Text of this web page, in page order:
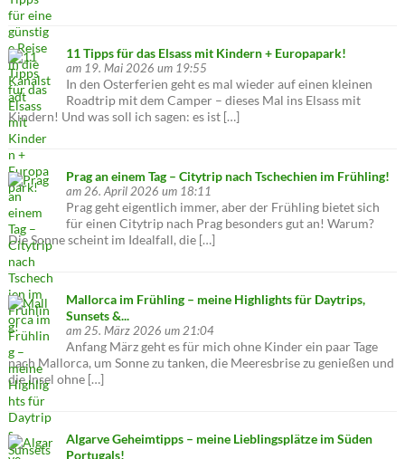
11 Tipps für das Elsass mit Kindern + Europapark!
am 19. Mai 2026 um 19:55
In den Osterferien geht es mal wieder auf einen kleinen
Roadtrip mit dem Camper – dieses Mal ins Elsass mit
Kindern! Und was soll ich sagen: es ist […]
Prag an einem Tag – Citytrip nach Tschechien im Frühling!
am 26. April 2026 um 18:11
Prag geht eigentlich immer, aber der Frühling bietet sich
für einen Citytrip nach Prag besonders gut an! Warum?
Die Sonne scheint im Idealfall, die […]
Mallorca im Frühling – meine Highlights für Daytrips,
Sunsets &...
am 25. März 2026 um 21:04
Anfang März geht es für mich ohne Kinder ein paar Tage
nach Mallorca, um Sonne zu tanken, die Meeresbrise zu genießen und
die Insel ohne […]
Algarve Geheimtipps – meine Lieblingsplätze im Süden
Portugals!